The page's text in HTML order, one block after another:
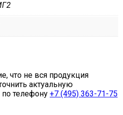
что не вся продукция
актуальную
телефону +7 (495) 363-71-75